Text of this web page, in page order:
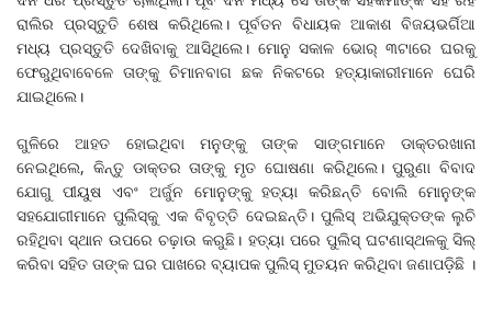
ରାଲିର ପ୍ରସ୍ତୁତି ଶେଷ କରିଥିଲେ। ପୂର୍ବତନ ବିଧାୟକ ଆକାଶ ବିଜୟଭର୍ଗିଆ
ମଧ୍ୟ ପ୍ରସ୍ତୁତି ଦେଖିବାକୁ ଆସିଥିଲେ। ମୋନୁ ସକାଳ ଭୋର୍ ୩ଟାରେ ଘରକୁ
ଫେରୁଥିବାବେଳେ ତାଙ୍କୁ ଚିମାନବାଗ ଛକ ନିକଟରେ ହତ୍ୟାକାରୀମାନେ ଘେରି
ଯାଇଥିଲେ।
ଗୁଳିରେ ଆହତ ହୋଇଥିବା ମନୁଙ୍କୁ ତାଙ୍କ ସାଙ୍ଗମାନେ ଡାକ୍ତରଖାନା
ନେଇଥିଲେ, କିନ୍ତୁ ଡାକ୍ତର ତାଙ୍କୁ ମୃତ ଘୋଷଣା କରିଥିଲେ। ପୁରୁଣା ବିବାଦ
ଯୋଗୁ ପୀୟୁଷ ଏବଂ ଅର୍ଜୁନ ମୋନୁଙ୍କୁ ହତ୍ୟା କରିଛନ୍ତି ବୋଲି ମୋନୁଙ୍କ
ସହଯୋଗୀମାନେ ପୁଲିସ୍‌କୁ ଏକ ବିବୃତ୍ତି ଦେଇଛନ୍ତି। ପୁଲିସ୍ ଅଭିଯୁକ୍ତଙ୍କ ଲୁଚି
ରହିଥିବା ସ୍ଥାନ ଉପରେ ଚଢ଼ାଉ କରୁଛି। ହତ୍ୟା ପରେ ପୁଲିସ୍ ଘଟଣାସ୍ଥଳକୁ ସିଲ୍‌
କରିବା ସହିତ ତାଙ୍କ ଘର ପାଖରେ ବ୍ୟାପକ ପୁଲିସ୍ ମୁତୟନ କରିଥିବା ଜଣାପଡ଼ିଛି ।